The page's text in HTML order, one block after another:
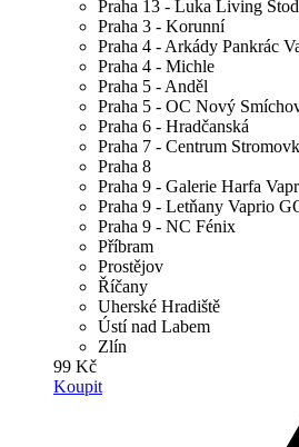
Praha 13 - Luka Living
Praha 3 - Korunní
Praha 4 - Arkády Pankrác
Praha 4 - Michle
Praha 5 - Anděl
Praha 5 - OC Nový
Praha 6 - Hradčanská
Praha 7 - Centrum
Praha 8
Praha 9 - Galerie Harfa
Praha 9 - Letňany Vaprio
Praha 9 - NC Fénix
Příbram
Prostějov
Říčany
Uherské Hradiště
Ústí nad Labem
Zlín
99 Kč
Koupit